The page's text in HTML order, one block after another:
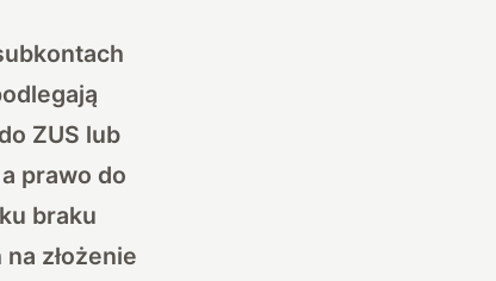
ZUS lub
prawo do
braku
złożenie